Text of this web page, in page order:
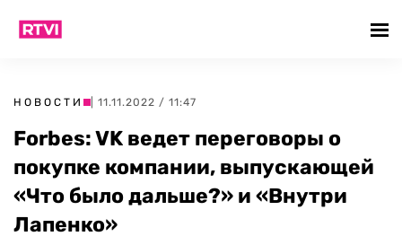
НОВОСТИ | 11.11.2022 / 11:47
Forbes: VK ведет переговоры о
покупке компании, выпускающей
«Что было дальше?» и «Внутри
Лапенко»